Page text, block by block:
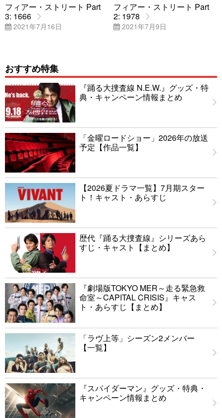
フィアー・ストリート Part
3: 1666
2021年7月16日
フィアー・ストリート Part
2: 1978
2021年7月9日
おすすめ特集
『踊る大捜査線 N.E.W.』グッズ・特
典・キャンペーン情報まとめ
「金曜ロードショー」2026年の放送
予定【作品一覧】
【2026夏ドラマ一覧】7月期スター
ト！キャスト・あらすじ
歴代『踊る大捜査線』シリーズあら
すじ・キャスト【まとめ】
『劇場版TOKYO MER～走る緊急救
命室～CAPITAL CRISIS』キャス
ト・あらすじ【まとめ】
「ラヴ上等」シーズン2メンバー
【一覧】
『スパイダーマン』グッズ・特典・
キャンペーン情報まとめ